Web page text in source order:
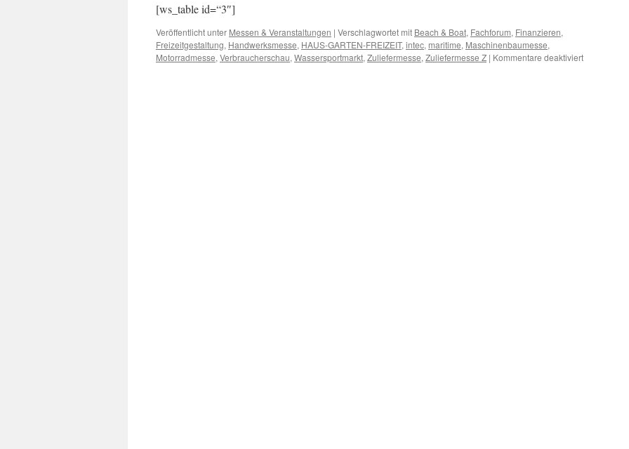
[ws_table id=“3″]
Veröffentlicht unter Messen & Veranstaltungen | Verschlagwortet mit Beach & Boat, Fachforum, Finanzieren,
Freizeitgestaltung, Handwerksmesse, HAUS-GARTEN-FREIZEIT, intec, maritime, Maschinenbaumesse,
Motorradmesse, Verbraucherschau, Wassersportmarkt, Zuliefermesse, Zuliefermesse Z | Kommentare deaktiviertfür